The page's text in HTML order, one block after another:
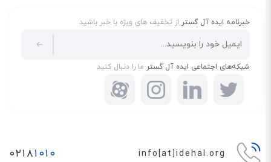
پشتیبانی از QoS و IGMP Snooping
سوئیچ از QoS مبتنی بر 802.1p و DSCP پشتیبانی می‌کند که اولویت‌بندی ترافیک
چندرسانه‌ای (مانند IPTV) کاربرد دارد.
خبرنامه ایده آل گستراز تخفیف های ویژه با خبر باشید
شبکه‌های اجتماعی ایده آل گسترما را دنبال کنید
info[at]idehal.org ۰۲۱۸۱۰۱۰